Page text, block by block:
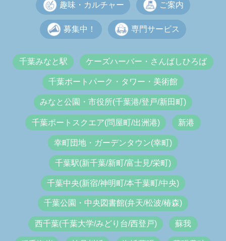
趣味・カルチャー ご案内
募集中！ 専門サービス
千葉みなと駅 ケーズハーバー・さんばしひろば
千葉ポートパーク・タワー・美術館
みなと公園・市役所(千葉港/登戸/新田町)
千葉ポートスクエア(問屋町/出洲港) 新港
幸町団地・ガーデンタウン(幸町)
千葉駅(新千葉/新町/富士見/栄町)
千葉中央(新宿/神明町/本千葉町/中央)
千葉公園・中央図書館(弁天/松波/椿森)
西千葉(千葉大学/みどり台/西登戸) 蘇我